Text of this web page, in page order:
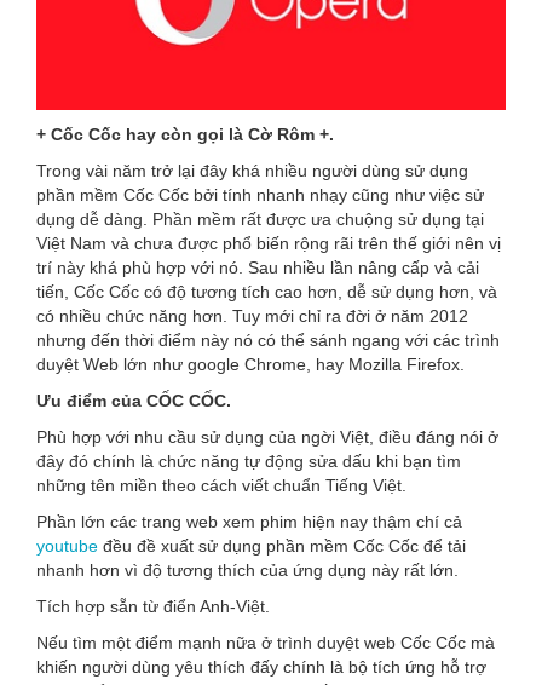
+ Cốc Cốc hay còn gọi là Cờ Rôm +.
Trong vài năm trở lại đây khá nhiều người dùng sử dụng
phần mềm Cốc Cốc bởi tính nhanh nhạy cũng như việc sử
dụng dễ dàng. Phần mềm rất được ưa chuộng sử dụng tại
Việt Nam và chưa được phổ biến rộng rãi trên thế giới nên vị
trí này khá phù hợp với nó. Sau nhiều lần nâng cấp và cải
tiến, Cốc Cốc có độ tương tích cao hơn, dễ sử dụng hơn, và
có nhiều chức năng hơn. Tuy mới chỉ ra đời ở năm 2012
nhưng đến thời điểm này nó có thể sánh ngang với các trình
duyệt Web lớn như google Chrome, hay Mozilla Firefox.
Ưu điểm của CỐC CỐC.
Phù hợp với nhu cầu sử dụng của ngời Việt, điều đáng nói ở
đây đó chính là chức năng tự động sửa dấu khi bạn tìm
những tên miền theo cách viết chuẩn Tiếng Việt.
Phần lớn các trang web xem phim hiện nay thậm chí cả
youtube đều đề xuất sử dụng phần mềm Cốc Cốc để tải
nhanh hơn vì độ tương thích của ứng dụng này rất lớn.
Tích hợp sẵn từ điển Anh-Việt.
Nếu tìm một điểm mạnh nữa ở trình duyệt web Cốc Cốc mà
khiến người dùng yêu thích đấy chính là bộ tích ứng hỗ trợ